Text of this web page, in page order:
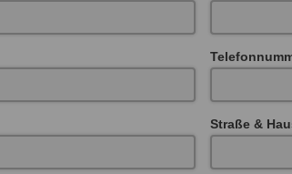
Straße &